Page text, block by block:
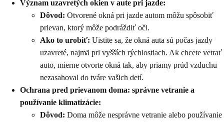
Význam uzavretých okien v aute pri jazde:
Dôvod: Otvorené okná pri jazde autom môžu spôsobiť
prievan, ktorý môže podráždiť oči.
Ako to urobiť: Uistite sa, že okná auta sú počas jazdy
uzavreté, najmä pri vyšších rýchlostiach. Ak chcete vetrať
auto, mierne otvorte okná tak, aby priamy prúd vzduchu
nezasahoval do tváre vašich detí.
Ochrana pred prievanom doma: správne vetranie a
používanie klimatizácie:
Dôvod: Doma môže nesprávne vetranie alebo používanie